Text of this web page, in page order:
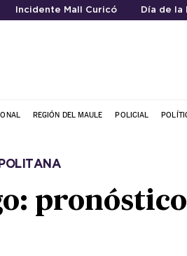
Incidente Mall Curicó Día de la
REGIÓN DEL MAULE POLICIAL